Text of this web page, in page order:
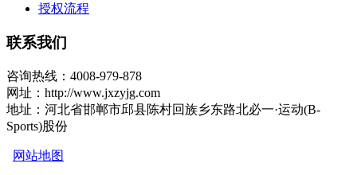
授权流程
联系我们
咨询热线：4008-979-878
网址：http://www.jxzyjg.com
地址：河北省邯郸市邱县陈村回族乡东路北必一·运动(B-
Sports)股份
网站地图